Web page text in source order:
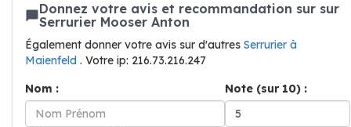
Donnez votre avis et recommandation sur sur
Serrurier Mooser Anton
Également donner votre avis sur d'autres Serrurier à
Maienfeld . Votre ip: 216.73.216.247
Nom :
Note (sur 10) :